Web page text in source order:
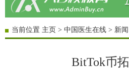
当前位置 主页 > 中国医生在线 > 新闻
BitTok币